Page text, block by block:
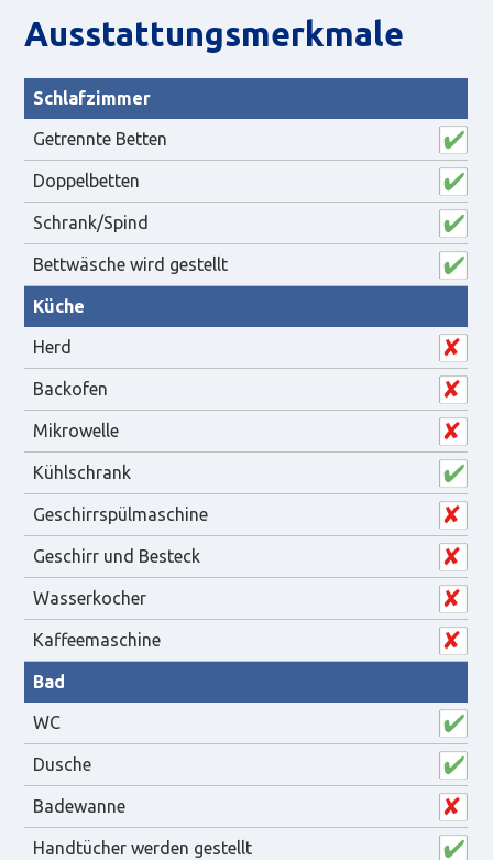
Aus­statt­ungs­merk­male
Schlafzimmer
Getrennte Betten
Doppelbetten
Schrank/Spind
Bettwäsche wird gestellt
Küche
Herd
Backofen
Mikrowelle
Kühlschrank
Geschirrspülmaschine
Geschirr und Besteck
Wasserkocher
Kaffeemaschine
Bad
WC
Dusche
Badewanne
Handtücher werden gestellt